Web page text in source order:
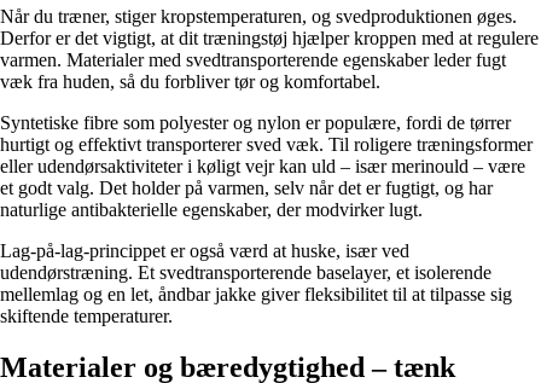
Når du træner, stiger kropstemperaturen, og svedproduktionen øges.
Derfor er det vigtigt, at dit træningstøj hjælper kroppen med at regulere
varmen. Materialer med svedtransporterende egenskaber leder fugt
væk fra huden, så du forbliver tør og komfortabel.
Syntetiske fibre som polyester og nylon er populære, fordi de tørrer
hurtigt og effektivt transporterer sved væk. Til roligere træningsformer
eller udendørsaktiviteter i køligt vejr kan uld – især merinould – være
et godt valg. Det holder på varmen, selv når det er fugtigt, og har
naturlige antibakterielle egenskaber, der modvirker lugt.
Lag-på-lag-princippet er også værd at huske, især ved
udendørstræning. Et svedtransporterende baselayer, et isolerende
mellemlag og en let, åndbar jakke giver fleksibilitet til at tilpasse sig
skiftende temperaturer.
Materialer og bæredygtighed – tænk